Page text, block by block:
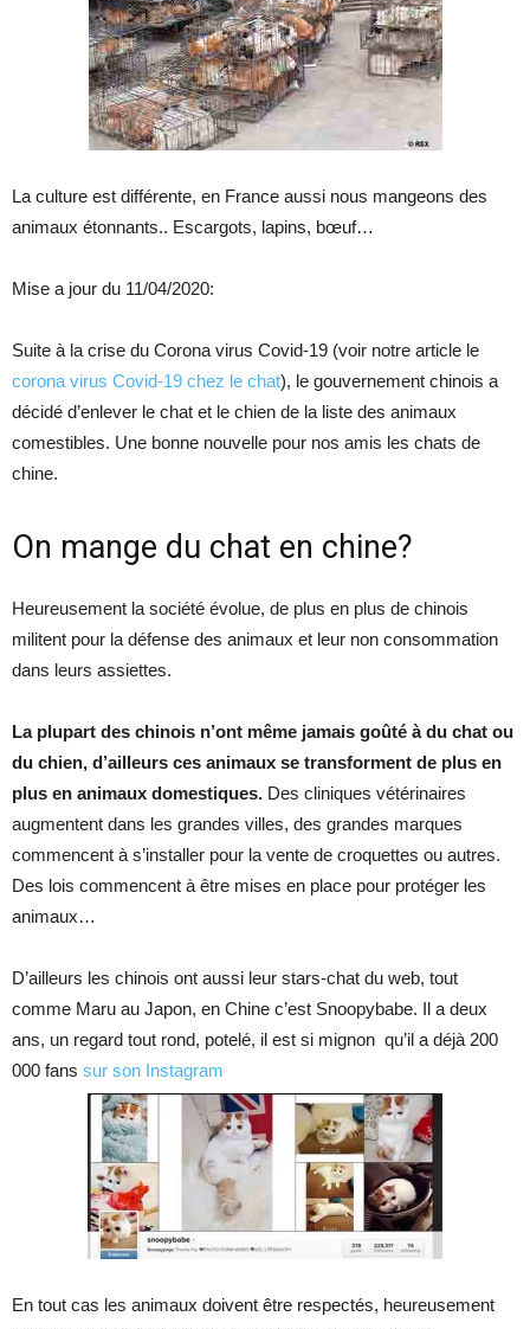
La culture est différente, en France aussi nous mangeons des
animaux étonnants.. Escargots, lapins, bœuf…
Mise a jour du 11/04/2020:
Suite à la crise du Corona virus Covid-19 (voir notre article le
corona virus Covid-19 chez le chat), le gouvernement chinois a
décidé d’enlever le chat et le chien de la liste des animaux
comestibles. Une bonne nouvelle pour nos amis les chats de
chine.
On mange du chat en chine?
Heureusement la société évolue, de plus en plus de chinois
militent pour la défense des animaux et leur non consommation
dans leurs assiettes.
La plupart des chinois n’ont même jamais goûté à du chat ou
du chien, d’ailleurs ces animaux se transforment de plus en
plus en animaux domestiques. Des cliniques vétérinaires
augmentent dans les grandes villes, des grandes marques
commencent à s’installer pour la vente de croquettes ou autres.
Des lois commencent à être mises en place pour protéger les
animaux…
D’ailleurs les chinois ont aussi leur stars-chat du web, tout
comme Maru au Japon, en Chine c’est Snoopybabe. Il a deux
ans, un regard tout rond, potelé, il est si mignon qu’il a déjà 200
000 fans sur son Instagram
En tout cas les animaux doivent être respectés, heureusement